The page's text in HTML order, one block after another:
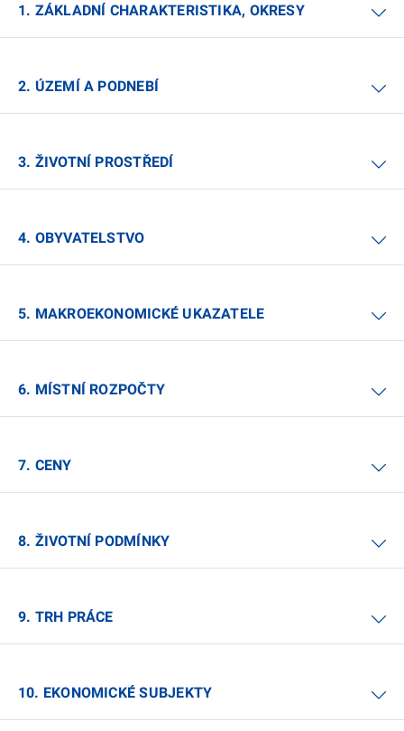
1. ZÁKLADNÍ CHARAKTERISTIKA, OKRESY
2. ÚZEMÍ A PODNEBÍ
3. ŽIVOTNÍ PROSTŘEDÍ
4. OBYVATELSTVO
5. MAKROEKONOMICKÉ UKAZATELE
6. MÍSTNÍ ROZPOČTY
7. CENY
8. ŽIVOTNÍ PODMÍNKY
9. TRH PRÁCE
10. EKONOMICKÉ SUBJEKTY